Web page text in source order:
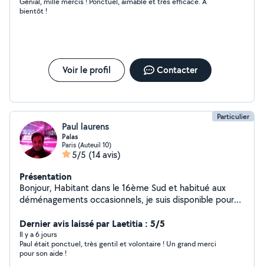
bientôt !
Voir le profil Contacter
Particulier
Paul laurens
Palas
Paris (Auteuil 10)
5/5 (14 avis)
Présentation
Bonjour, Habitant dans le 16ème Sud et habitué aux
déménagements occasionnels, je suis disponible pour
des sangles élastiques. Possibilité de vous accompagner
en province. Cordialement
Dernier avis laissé par Laetitia : 5/5
Il y a 6 jours
Paul était ponctuel, très gentil et volontaire ! Un grand merci
pour son aide !